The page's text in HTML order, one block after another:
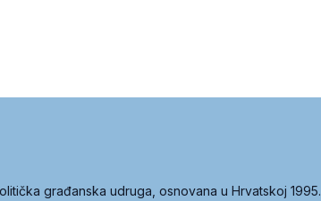
građanska udruga, osnovana u Hrvatskoj 1995.